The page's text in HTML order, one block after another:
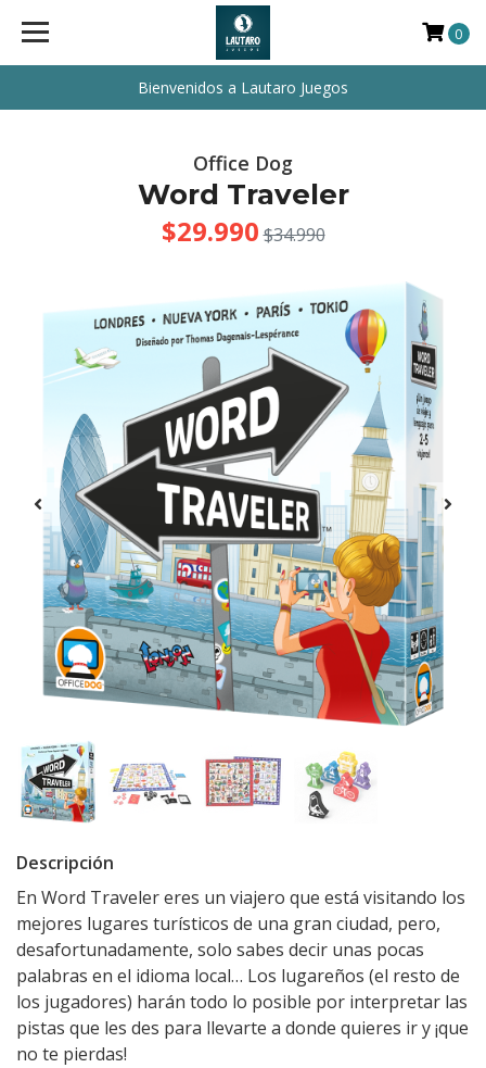
Bienvenidos a Lautaro Juegos
0
Office Dog
Word Traveler
$29.990 $34.990
Descripción
En Word Traveler eres un viajero que está visitando los
mejores lugares turísticos de una gran ciudad, pero,
desafortunadamente, solo sabes decir unas pocas
palabras en el idioma local… Los lugareños (el resto de
los jugadores) harán todo lo posible por interpretar las
pistas que les des para llevarte a donde quieres ir y ¡que
no te pierdas!